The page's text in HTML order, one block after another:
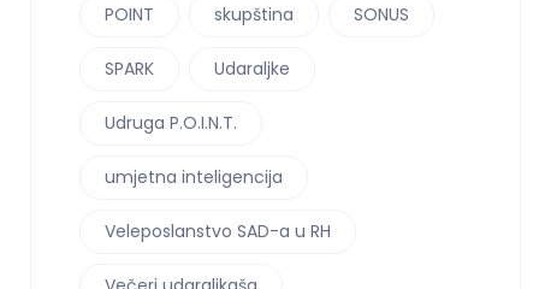
POINT skupština SONUS
SPARK Udaraljke
Udruga P.O.I.N.T.
umjetna inteligencija
Veleposlanstvo SAD-a u RH